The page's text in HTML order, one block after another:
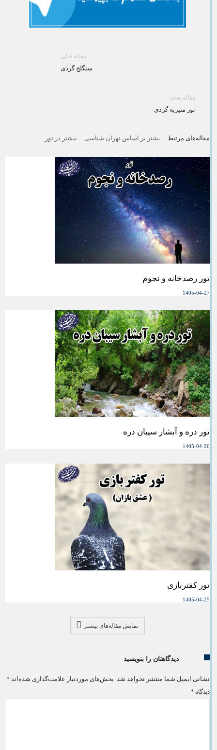
مقاله قبلی
سنگلج گردی
مقاله بعدی
تور منیریه گردی
مقاله‌های مرتبط بشتر بر اساس تهران شناسی بیشتر در تور
تور رصدخانه و نجوم
1405-04-27
تور دره و آبشار سیبان دره
1405-04-26
تور کفتربازی
1405-04-25
نمایش مقاله‌های بیشتر
دیدگاهتان را بنویسید
نشانی ایمیل شما منتشر نخواهد شد. بخش‌های موردنیاز علامت‌گذاری شده‌اند *
دیدگاه *